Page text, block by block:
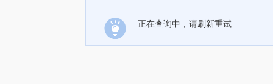
正在查询中，请刷新重试